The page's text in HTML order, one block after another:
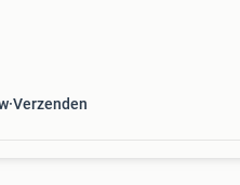
Verzenden